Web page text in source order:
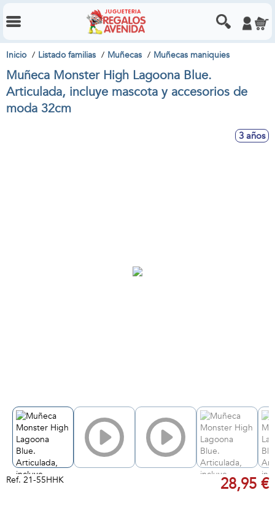
Inicio Listado familias Muñecas Muñecas maniquies
Muñeca Monster High Lagoona Blue.
Articulada, incluye mascota y accesorios de
moda 32cm
3 años
Ref. 21-55HHK 28,95 €